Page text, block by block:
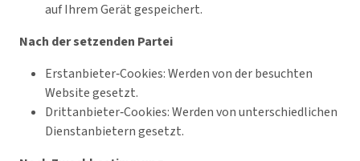
auf Ihrem Gerät gespeichert.
Nach der setzenden Partei
Erstanbieter‑Cookies: Werden von der besuchten
Website gesetzt.
Drittanbieter‑Cookies: Werden von unterschiedlichen
Dienstanbietern gesetzt.